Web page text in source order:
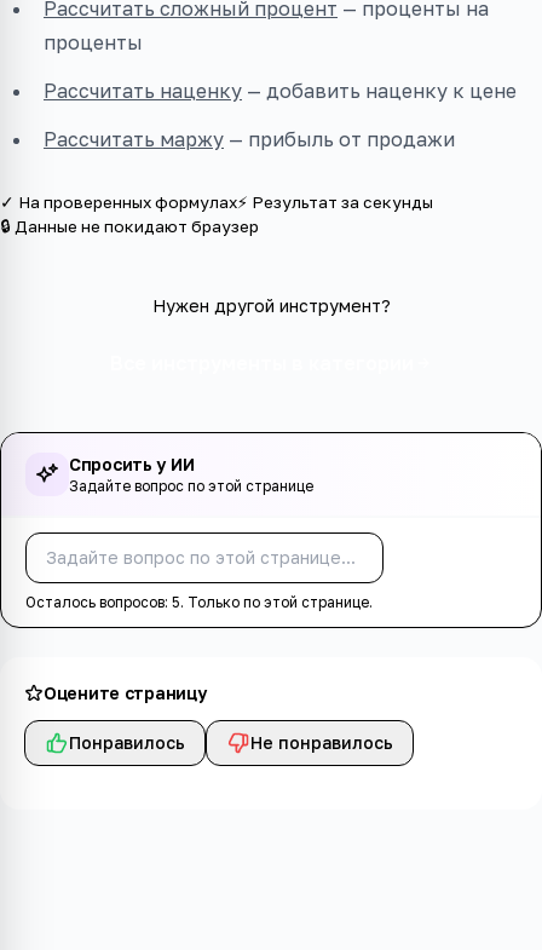
Рассчитать сложный процент — проценты на
проценты
Рассчитать наценку — добавить наценку к цене
Рассчитать маржу — прибыль от продажи
✓ На проверенных формулах⚡ Результат за секунды
🔒 Данные не покидают браузер
Нужен другой инструмент?
Спросить у ИИ
Задайте вопрос по этой странице
Осталось вопросов: 5. Только по этой странице.
Оцените страницу
Понравилось Не понравилось